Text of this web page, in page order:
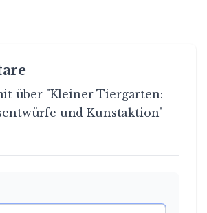
über "Kleiner Tiergarten:
und Kunstaktion"